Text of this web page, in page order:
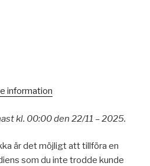
information
kl. 00:00 den 22/11 – 2025.
är det möjligt att tillföra en
som du inte trodde kunde